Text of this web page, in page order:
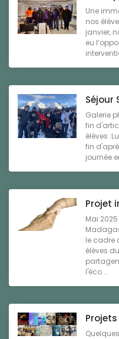
Une
nos
janvier,
eu
Séjour
Galerie
fin
élèves
fin
journée
Projet
Mai
le cadre
élèves
l'éco ...